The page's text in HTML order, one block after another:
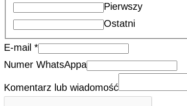
Pierwszy
Ostatni
E-mail *
Numer WhatsAppa
Komentarz lub wiadomość